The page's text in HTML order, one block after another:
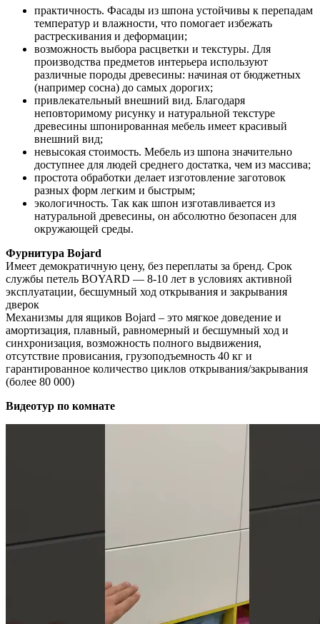
практичность. Фасады из шпона устойчивы к перепадам
температур и влажности, что помогает избежать
растрескивания и деформации;
возможность выбора расцветки и текстуры. Для
производства предметов интерьера используют
различные породы древесины: начиная от бюджетных
(например сосна) до самых дорогих;
привлекательный внешний вид. Благодаря
неповторимому рисунку и натуральной текстуре
древесины шпонированная мебель имеет красивый
внешний вид;
невысокая стоимость. Мебель из шпона значительно
доступнее для людей среднего достатка, чем из массива;
простота обработки делает изготовление заготовок
разных форм легким и быстрым;
экологичность. Так как шпон изготавливается из
натуральной древесины, он абсолютно безопасен для
окружающей среды.
Фурнитура Bojard
Имеет демократичную цену, без переплаты за бренд. Срок
службы петель BOYARD — 8-10 лет в условиях активной
эксплуатации, бесшумный ход открывания и закрывания
дверок
Механизмы для ящиков Bojard – это мягкое доведение и
амортизация, плавный, равномерный и бесшумный ход и
синхронизация, возможность полного выдвижения,
отсутствие провисания, грузоподъемность 40 кг и
гарантированное количество циклов открывания/закрывания
(более 80 000)
Видеотур по комнате